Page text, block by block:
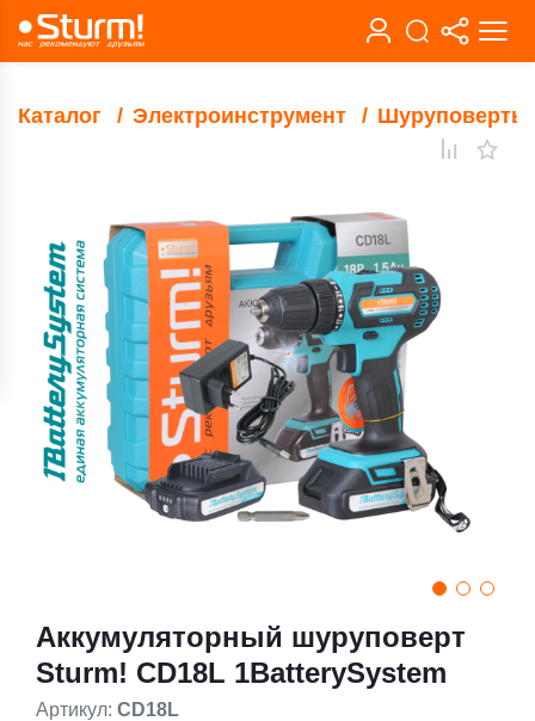
Каталог Электроинструмент Шуруповерты
Аккумуляторный шуруповерт
Sturm! CD18L 1BatterySystem
Артикул: CD18L